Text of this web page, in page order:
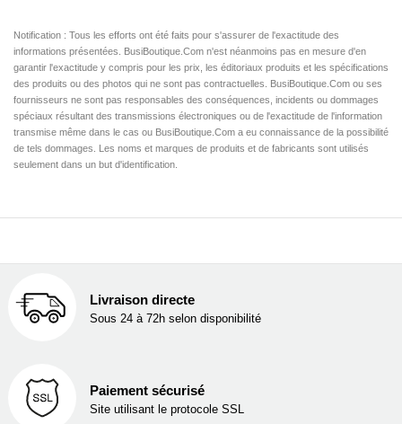
Notification : Tous les efforts ont été faits pour s'assurer de l'exactitude des
informations présentées. BusiBoutique.Com n'est néanmoins pas en mesure d'en
garantir l'exactitude y compris pour les prix, les éditoriaux produits et les spécifications
des produits ou des photos qui ne sont pas contractuelles. BusiBoutique.Com ou ses
fournisseurs ne sont pas responsables des conséquences, incidents ou dommages
spéciaux résultant des transmissions électroniques ou de l'exactitude de l'information
transmise même dans le cas ou BusiBoutique.Com a eu connaissance de la possibilité
de tels dommages. Les noms et marques de produits et de fabricants sont utilisés
seulement dans un but d'identification.
Livraison directe
Sous 24 à 72h selon disponibilité
Paiement sécurisé
Site utilisant le protocole SSL